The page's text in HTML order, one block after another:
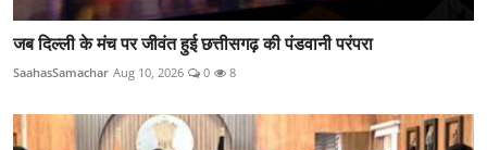
जब दिल्ली के मंच पर जीवंत हुई छत्तीसगढ़ की पंडवानी परंपरा
SaahasSamachar Aug 10, 2026 0 8